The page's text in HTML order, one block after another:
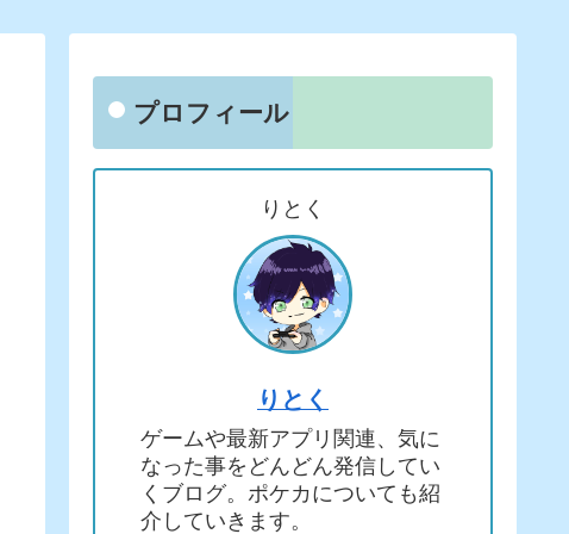
プロフィール
りとく
りとく
ゲームや最新アプリ関連、気に
なった事をどんどん発信してい
くブログ。ポケカについても紹
介していきます。